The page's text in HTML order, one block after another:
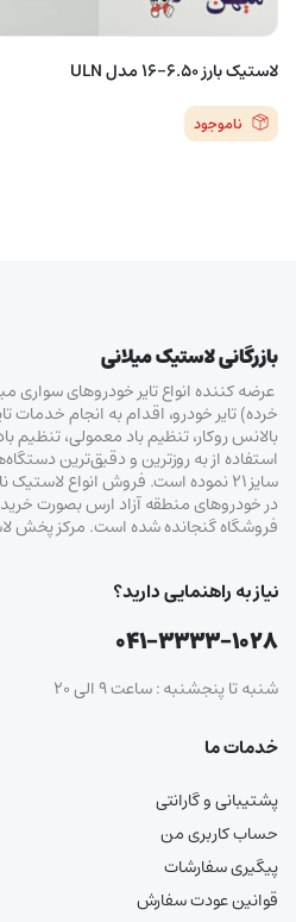
لاستیک بارز 6.50-16 مدل ULN
ناموجود
بازرگانی لاستیک میلانی
عرضه کننده انواع تایر خودروهای
خرده‌) تایر خودرو، اقدام به انجام خدمات
بالانس روکار، تنظیم باد معمولی، تنظیم
سایز ۲۱ نموده است. فروش انواع
در خودروهای منطقه آزاد ارس بصورت
فروشگاه گنجانده شده است. مرکز پخش
نیاز به راهنمایی دارید؟
۰۴۱-۳۳۳۳-۱۰۲۸
شنبه تا پنجشنبه : ساعت ۹ الی ۲۰
خدمات ما
پشتیبانی و گارانتی
حساب کاربری من
پیگیری سفارشات
قوانین عودت سفارش